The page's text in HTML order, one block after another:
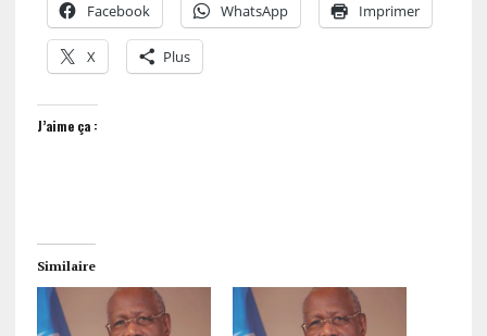
Facebook WhatsApp Imprimer
X Plus
J’aime ça :
Similaire